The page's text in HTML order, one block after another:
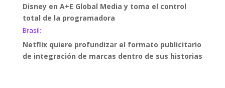
Disney en A+E Global Media y toma el control
total de la programadora
Brasil:
Netflix quiere profundizar el formato publicitario
de integración de marcas dentro de sus historias